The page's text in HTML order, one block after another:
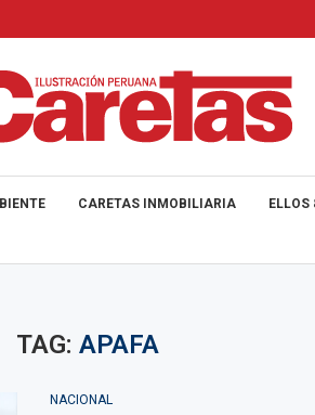
CARETAS INMOBILIARIA ELLOS
TAG: APAFA
NACIONAL